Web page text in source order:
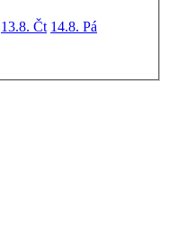
13.8. Čt 14.8. Pá